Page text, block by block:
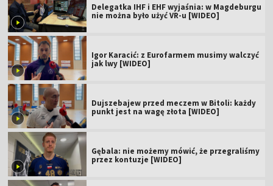
Delegatka IHF i EHF wyjaśnia: w Magdeburgu
nie można było użyć VR-u [WIDEO]
Igor Karacić: z Eurofarmem musimy walczyć
jak lwy [WIDEO]
Dujszebajew przed meczem w Bitoli: każdy
punkt jest na wagę złota [WIDEO]
Gębala: nie możemy mówić, że przegraliśmy
przez kontuzje [WIDEO]